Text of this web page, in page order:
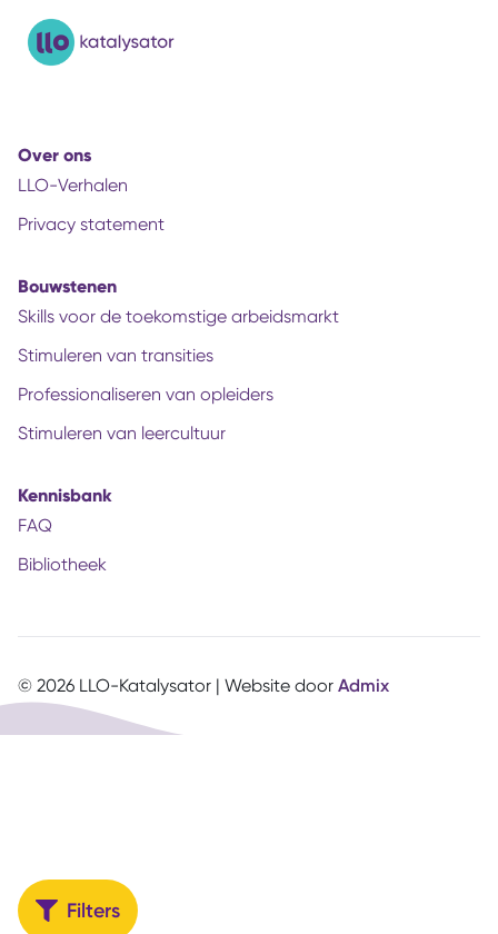
Filters
Over ons
LLO-Verhalen
Privacy statement
Bouwstenen
Skills voor de toekomstige arbeidsmarkt
Stimuleren van transities
Professionaliseren van opleiders
Stimuleren van leercultuur
Kennisbank
FAQ
Bibliotheek
© 2026 LLO-Katalysator | Website door Admix